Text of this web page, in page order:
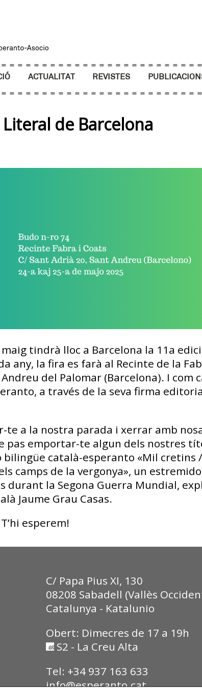
ACTUALITAT REVISTES
de Barcelona
tindrà lloc a Barcelona la 11a
any, la fira es farà al Recinte de la
del Palomar (Barcelona). I com
a través de la seva firma
te a la nostra parada i xerrar amb
pas emportar-te algun dels nostres
bilingüe català-esperanto «Mil cretins
camps de la vergonya», un
durant la Segona Guerra Mundial,
Jaume Grau Casas.
esperem!
C/ Papa Pius XI, 130
08208 Sabadell (Vallès
Catalunya - Katalunio
Obert: Dimecres de 17 a 19h
S2 - La Creu Alta
Tel: +34 937 163 633
info@esperanto.cat